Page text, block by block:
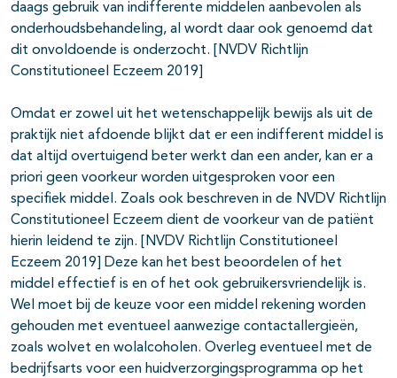
daags gebruik van indifferente middelen aanbevolen als
onderhoudsbehandeling, al wordt daar ook genoemd dat
dit onvoldoende is onderzocht. [NVDV Richtlijn
Constitutioneel Eczeem 2019]
Omdat er zowel uit het wetenschappelijk bewijs als uit de
praktijk niet afdoende blijkt dat er een indifferent middel is
dat altijd overtuigend beter werkt dan een ander, kan er a
priori geen voorkeur worden uitgesproken voor een
specifiek middel. Zoals ook beschreven in de NVDV Richtlijn
Constitutioneel Eczeem dient de voorkeur van de patiënt
hierin leidend te zijn. [NVDV Richtlijn Constitutioneel
Eczeem 2019] Deze kan het best beoordelen of het
middel effectief is en of het ook gebruikersvriendelijk is.
Wel moet bij de keuze voor een middel rekening worden
gehouden met eventueel aanwezige contactallergieën,
zoals wolvet en wolalcoholen. Overleg eventueel met de
bedrijfsarts voor een huidverzorgingsprogramma op het